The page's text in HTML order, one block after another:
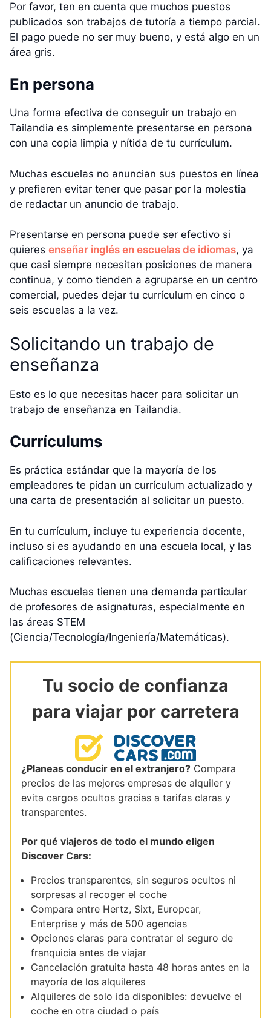
Por favor, ten en cuenta que muchos puestos
publicados son trabajos de tutoría a tiempo parcial.
El pago puede no ser muy bueno, y está algo en un
área gris.
En persona
Una forma efectiva de conseguir un trabajo en
Tailandia es simplemente presentarse en persona
con una copia limpia y nítida de tu currículum.
Muchas escuelas no anuncian sus puestos en línea
y prefieren evitar tener que pasar por la molestia
de redactar un anuncio de trabajo.
Presentarse en persona puede ser efectivo si
quieres enseñar inglés en escuelas de idiomas, ya
que casi siempre necesitan posiciones de manera
continua, y como tienden a agruparse en un centro
comercial, puedes dejar tu currículum en cinco o
seis escuelas a la vez.
Solicitando un trabajo de
enseñanza
Esto es lo que necesitas hacer para solicitar un
trabajo de enseñanza en Tailandia.
Currículums
Es práctica estándar que la mayoría de los
empleadores te pidan un currículum actualizado y
una carta de presentación al solicitar un puesto.
En tu currículum, incluye tu experiencia docente,
incluso si es ayudando en una escuela local, y las
calificaciones relevantes.
Muchas escuelas tienen una demanda particular
de profesores de asignaturas, especialmente en
las áreas STEM
(Ciencia/Tecnología/Ingeniería/Matemáticas).
Tu socio de confianza
para viajar por carretera
¿Planeas conducir en el extranjero? Compara
precios de las mejores empresas de alquiler y
evita cargos ocultos gracias a tarifas claras y
transparentes.
Por qué viajeros de todo el mundo eligen
Discover Cars:
Precios transparentes, sin seguros ocultos ni
sorpresas al recoger el coche
Compara entre Hertz, Sixt, Europcar,
Enterprise y más de 500 agencias
Opciones claras para contratar el seguro de
franquicia antes de viajar
Cancelación gratuita hasta 48 horas antes en la
mayoría de los alquileres
Alquileres de solo ida disponibles: devuelve el
coche en otra ciudad o país